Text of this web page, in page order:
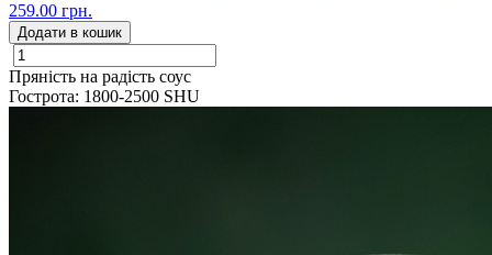
259.00 грн.
Додати в кошик
Пряність на радість соус
Гострота: 1800-2500 SHU